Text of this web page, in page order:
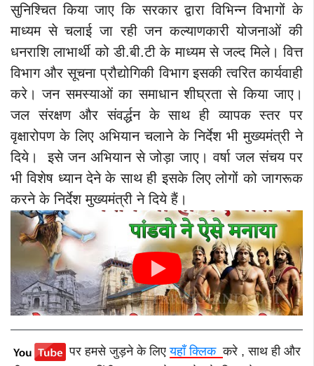
सुनिश्चित किया जाए कि सरकार द्वारा विभिन्न विभागों के
माध्यम से चलाई जा रही जन कल्याणकारी योजनाओं की
धनराशि लाभार्थी को डी.बी.टी के माध्यम से जल्द मिले। वित्त
विभाग और सूचना प्रौद्योगिकी विभाग इसकी त्वरित कार्यवाही
करे। जन समस्याओं का समाधान शीघ्रता से किया जाए।
जल संरक्षण और संवर्द्धन के साथ ही व्यापक स्तर पर
वृक्षारोपण के लिए अभियान चलाने के निर्देश भी मुख्यमंत्री ने
दिये। इसे जन अभियान से जोड़ा जाए। वर्षा जल संचय पर
भी विशेष ध्यान देने के साथ ही इसके लिए लोगों को जागरूक
करने के निर्देश मुख्यमंत्री ने दिये हैं।
पर हमसे जुड़ने के लिएयहाँ क्लिककरे , साथ ही और